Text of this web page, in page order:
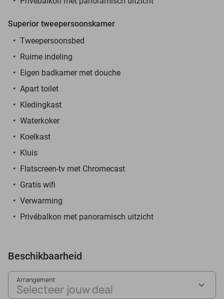
Superior tweepersoonskamer
Tweepersoonsbed
Ruime indeling
Eigen badkamer met douche
Apart toilet
Kledingkast
Waterkoker
Koelkast
Kluis
Flatscreen-tv met Chromecast
Gratis wifi
Verwarming
Privébalkon met panoramisch uitzicht
Beschikbaarheid
Arrangement
Selecteer jouw deal